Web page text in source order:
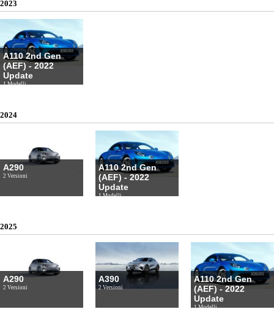
2023
A110 2nd Gen
(AEF) - 2022
Update
1 Modelli
2024
A290
2 Versioni
A110 2nd Gen
(AEF) - 2022
Update
1 Modelli
2025
A290
2 Versioni
A390
2 Versioni
A110 2nd Gen
(AEF) - 2022
Update
1 Modelli